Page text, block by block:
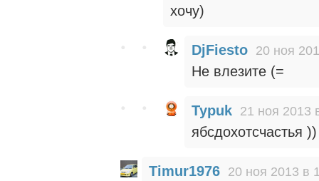
хочу)
DjFiesto 20 ноя
Не влезите (=
Typuk 21 ноя 2013
ябсдохотсчастья ))
Timur1976 20 ноя 2013 в